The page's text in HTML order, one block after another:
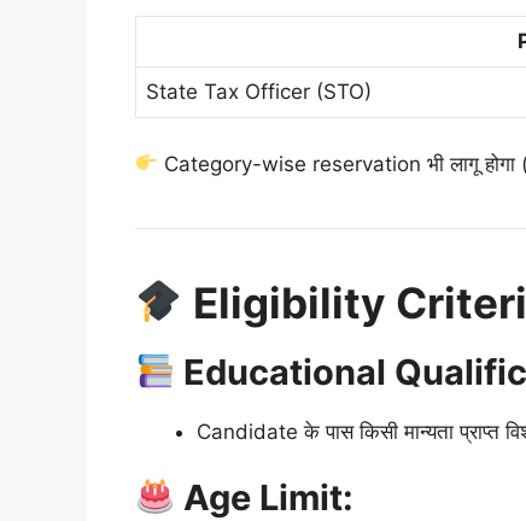
State Tax Officer (STO)
Category-wise reservation भी लागू
Eligibility Criteria
Educational
Candidate के पास किसी मान्यता प्राप्त
Age Limit: